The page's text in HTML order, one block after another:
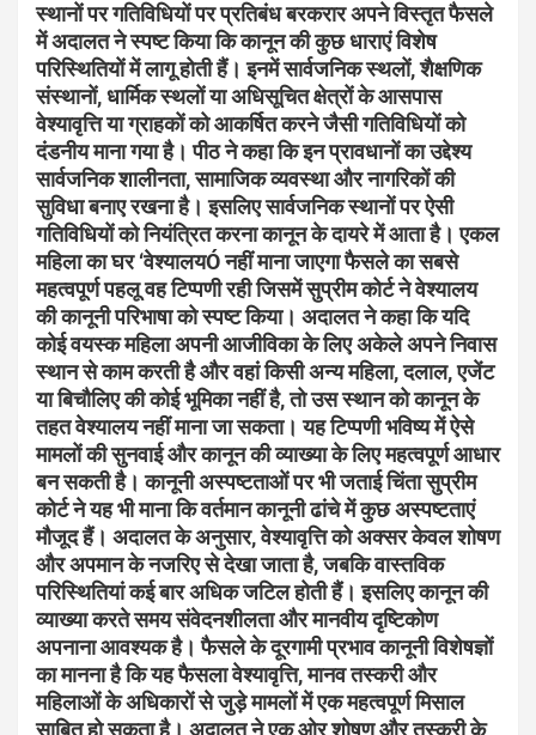
स्थानों पर गतिविधियों पर प्रतिबंध बरकरार अपने विस्तृत फैसले
में अदालत ने स्पष्ट किया कि कानून की कुछ धाराएं विशेष
परिस्थितियों में लागू होती हैं। इनमें सार्वजनिक स्थलों, शैक्षणिक
संस्थानों, धार्मिक स्थलों या अधिसूचित क्षेत्रों के आसपास
वेश्यावृत्ति या ग्राहकों को आकर्षित करने जैसी गतिविधियों को
दंडनीय माना गया है। पीठ ने कहा कि इन प्रावधानों का उद्देश्य
सार्वजनिक शालीनता, सामाजिक व्यवस्था और नागरिकों की
सुविधा बनाए रखना है। इसलिए सार्वजनिक स्थानों पर ऐसी
गतिविधियों को नियंत्रित करना कानून के दायरे में आता है। एकल
महिला का घर ‘वेश्यालयÓ नहीं माना जाएगा फैसले का सबसे
महत्वपूर्ण पहलू वह टिप्पणी रही जिसमें सुप्रीम कोर्ट ने वेश्यालय
की कानूनी परिभाषा को स्पष्ट किया। अदालत ने कहा कि यदि
कोई वयस्क महिला अपनी आजीविका के लिए अकेले अपने निवास
स्थान से काम करती है और वहां किसी अन्य महिला, दलाल, एजेंट
या बिचौलिए की कोई भूमिका नहीं है, तो उस स्थान को कानून के
तहत वेश्यालय नहीं माना जा सकता। यह टिप्पणी भविष्य में ऐसे
मामलों की सुनवाई और कानून की व्याख्या के लिए महत्वपूर्ण आधार
बन सकती है। कानूनी अस्पष्टताओं पर भी जताई चिंता सुप्रीम
कोर्ट ने यह भी माना कि वर्तमान कानूनी ढांचे में कुछ अस्पष्टताएं
मौजूद हैं। अदालत के अनुसार, वेश्यावृत्ति को अक्सर केवल शोषण
और अपमान के नजरिए से देखा जाता है, जबकि वास्तविक
परिस्थितियां कई बार अधिक जटिल होती हैं। इसलिए कानून की
व्याख्या करते समय संवेदनशीलता और मानवीय दृष्टिकोण
अपनाना आवश्यक है। फैसले के दूरगामी प्रभाव कानूनी विशेषज्ञों
का मानना है कि यह फैसला वेश्यावृत्ति, मानव तस्करी और
महिलाओं के अधिकारों से जुड़े मामलों में एक महत्वपूर्ण मिसाल
साबित हो सकता है। अदालत ने एक ओर शोषण और तस्करी के